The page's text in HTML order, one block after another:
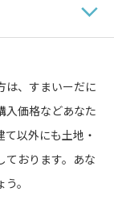
は、すまいーだに
入価格などあなた
以外にも土地・
ております。あな
。